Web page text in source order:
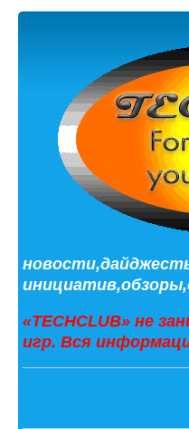
«TECHCLUB» не
игр. Вся